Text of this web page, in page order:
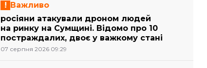
Важливо
росіяни атакували дроном людей
на ринку на Сумщині. Відомо про 10
постраждалих, двоє у важкому стані
07 серпня 2026 09:29